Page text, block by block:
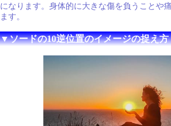
になります。身体的に大きな傷を負うことや
ます。
▼ソードの10逆位置のイメージの捉え方